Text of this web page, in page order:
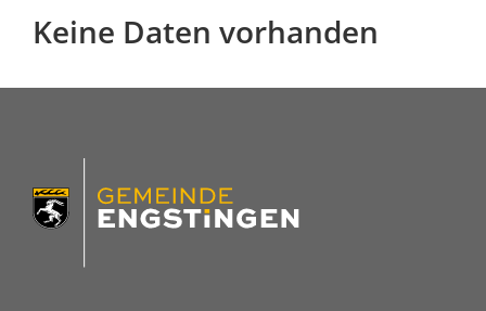
Keine Daten vorhanden